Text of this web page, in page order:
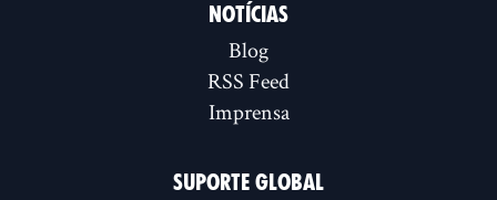
NOTÍCIAS
Blog
RSS Feed
Imprensa
SUPORTE GLOBAL